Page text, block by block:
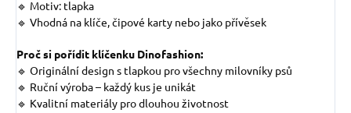
🔹 Motiv: tlapka
🔹 Vhodná na klíče, čipové karty nebo jako přívěsek
Proč si pořídit klíčenku Dinofashion:
🔹 Originální design s tlapkou pro všechny milovníky psů
🔹 Ruční výroba – každý kus je unikát
🔹 Kvalitní materiály pro dlouhou životnost